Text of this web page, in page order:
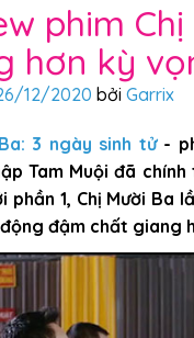
phim
hơn kỳ
12/2020 bởi Garrix
3 ngày sinh tử-
Tam Muội đã
phần 1, Chị Mười
đậm chất giang